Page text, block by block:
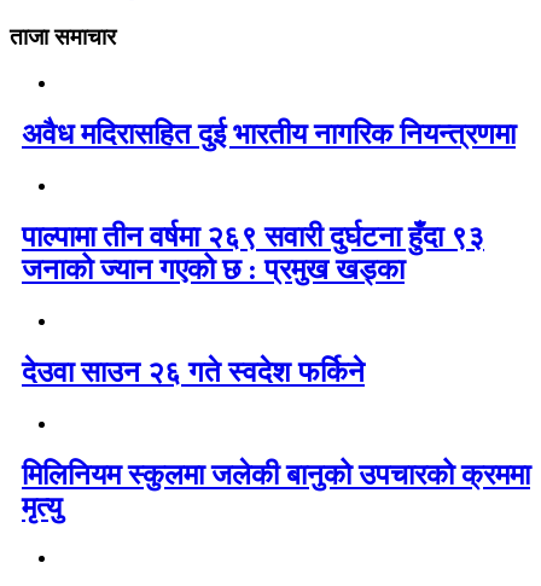
ताजा समाचार
अवैध मदिरासहित दुई भारतीय नागरिक नियन्त्रणमा
पाल्पामा तीन वर्षमा २६९ सवारी दुर्घटना हुँदा ९३
जनाको ज्यान गएको छ : प्रमुख खड्का
देउवा साउन २६ गते स्वदेश फर्किने
मिलिनियम स्कुलमा जलेकी बानुको उपचारको क्रममा
मृत्यु